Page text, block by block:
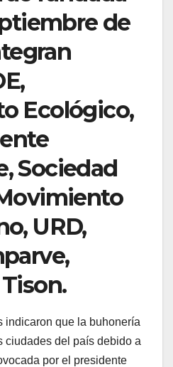
de
Ecológico,
Sociedad
URD,
indicaron que la buhonería
ciudades del país debido a
por el presidente